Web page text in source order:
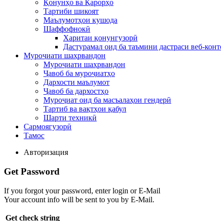
Қонунҳо ва Қарорҳо
Тартиби шикоят
Маълумотҳои кушода
Шаффофнокӣ
Харитаи қонунгузорӣ
Дастурамал оид ба таъмини дастраси веб-
Муроҷиати шаҳрвандон
Муроҷиати шаҳрвандон
Ҷавоб ба муроҷиатҳо
Дархости маълумот
Ҷавоб ба дархостҳо
Муроҷиат оид ба масъалаҳои гендерӣ
Тартиб ва вақтҳои қабул
Шарти техникӣ
Сармоягузорӣ
Тамос
Авторизация
Get Password
If you forgot your password, enter login or E-Mail
Your account info will be sent to you by E-Mail.
Get check string